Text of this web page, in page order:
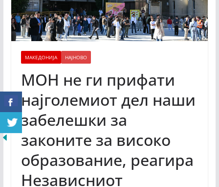
МАКЕДОНИЈА НАЈНОВО
МОН не ги прифати
најголемиот дел наши
забелешки за
законите за високо
образование, реагира
Независниот